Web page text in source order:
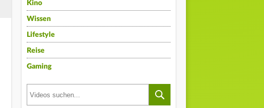
Kino
Wissen
Lifestyle
Reise
Gaming